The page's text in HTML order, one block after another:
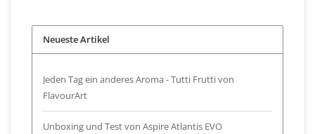
Neueste Artikel
Jeden Tag ein anderes Aroma - Tutti Frutti von
FlavourArt
Unboxing und Test von Aspire Atlantis EVO